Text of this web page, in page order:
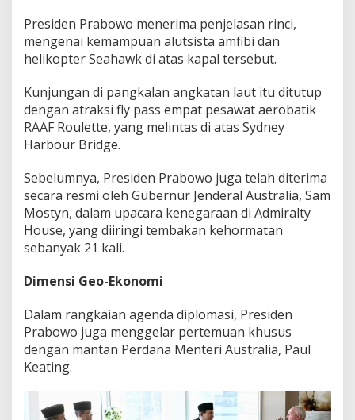
Presiden Prabowo menerima penjelasan rinci,
mengenai kemampuan alutsista amfibi dan
helikopter Seahawk di atas kapal tersebut.
Kunjungan di pangkalan angkatan laut itu ditutup
dengan atraksi fly pass empat pesawat aerobatik
RAAF Roulette, yang melintas di atas Sydney
Harbour Bridge.
Sebelumnya, Presiden Prabowo juga telah diterima
secara resmi oleh Gubernur Jenderal Australia, Sam
Mostyn, dalam upacara kenegaraan di Admiralty
House, yang diiringi tembakan kehormatan
sebanyak 21 kali.
Dimensi Geo-Ekonomi
Dalam rangkaian agenda diplomasi, Presiden
Prabowo juga menggelar pertemuan khusus
dengan mantan Perdana Menteri Australia, Paul
Keating.